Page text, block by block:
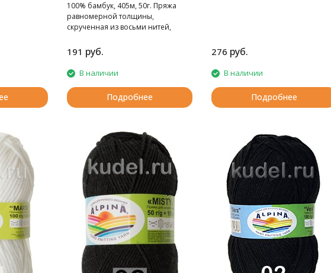
100% бамбук, 405м, 50г. Пряжа
равномерной толщины,
скрученная из восьми нитей,
191 руб.
В наличии
Подробнее
276 руб.
В наличии
Подробнее